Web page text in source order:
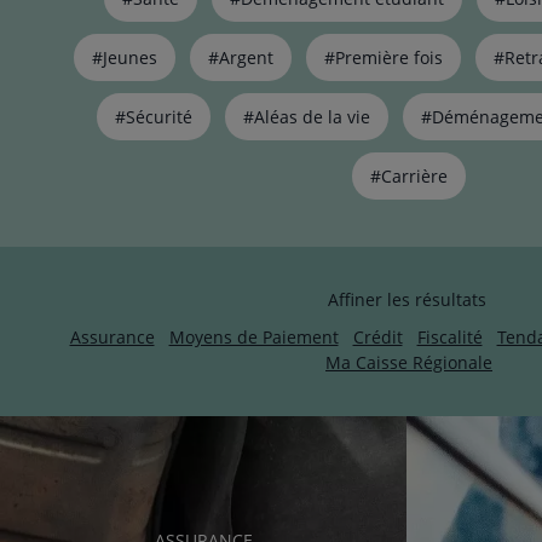
les
articles
thématiques
#Jeunes #Argent #Première fois
#Sécurité #Aléas de la vie
#Carrière
Affiner les résultats
Assurance
Moyens de Paiement Crédit Fiscalité
Ma Caisse Régionale